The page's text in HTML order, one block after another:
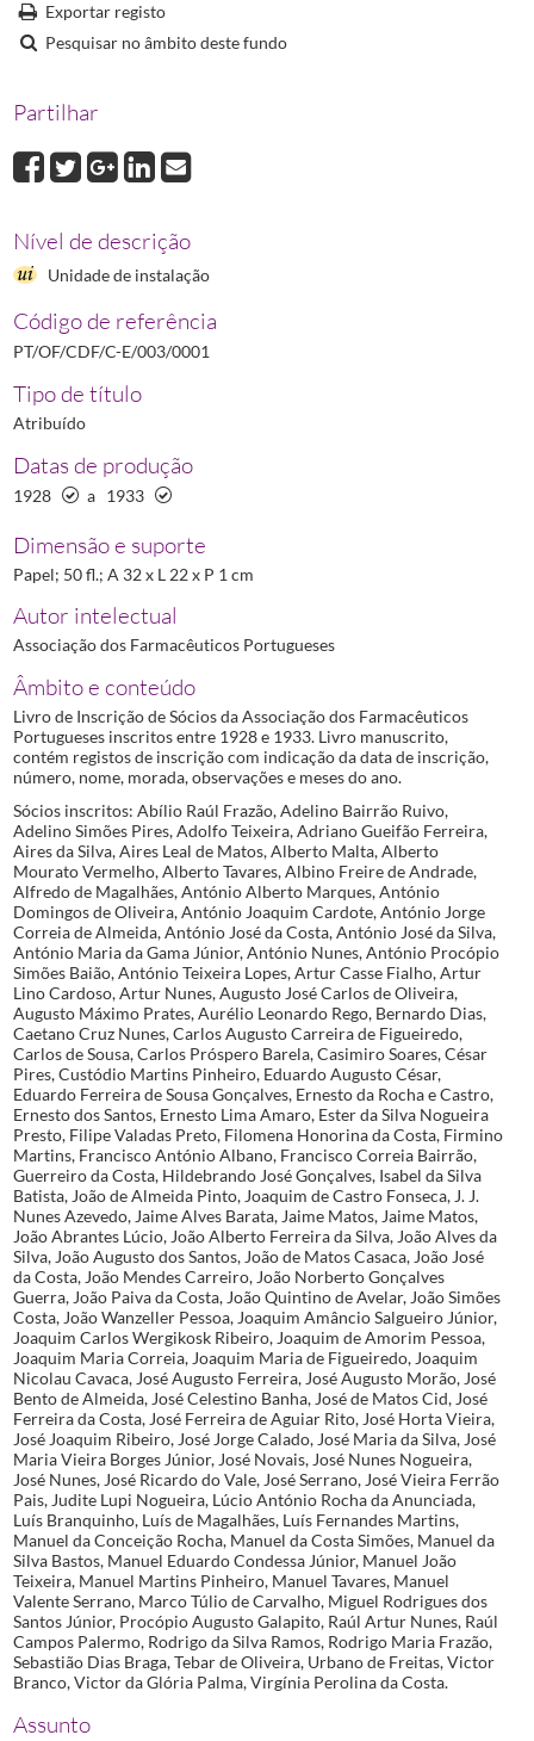
Exportar registo
Pesquisar no âmbito deste fundo
Partilhar
Nível de descrição
Unidade de instalação
Código de referência
PT/OF/CDF/C-E/003/0001
Tipo de título
Atribuído
Datas de produção
1928 a 1933
Dimensão e suporte
Papel; 50 fl.; A 32 x L 22 x P 1 cm
Autor intelectual
Associação dos Farmacêuticos Portugueses
Âmbito e conteúdo
Livro de Inscrição de Sócios da Associação dos Farmacêuticos
Portugueses inscritos entre 1928 e 1933. Livro manuscrito,
contém registos de inscrição com indicação da data de inscrição,
número, nome, morada, observações e meses do ano.
Sócios inscritos: Abílio Raúl Frazão, Adelino Bairrão Ruivo,
Adelino Simões Pires, Adolfo Teixeira, Adriano Gueifão Ferreira,
Aires da Silva, Aires Leal de Matos, Alberto Malta, Alberto
Mourato Vermelho, Alberto Tavares, Albino Freire de Andrade,
Alfredo de Magalhães, António Alberto Marques, António
Domingos de Oliveira, António Joaquim Cardote, António Jorge
Correia de Almeida, António José da Costa, António José da Silva,
António Maria da Gama Júnior, António Nunes, António Procópio
Simões Baião, António Teixeira Lopes, Artur Casse Fialho, Artur
Lino Cardoso, Artur Nunes, Augusto José Carlos de Oliveira,
Augusto Máximo Prates, Aurélio Leonardo Rego, Bernardo Dias,
Caetano Cruz Nunes, Carlos Augusto Carreira de Figueiredo,
Carlos de Sousa, Carlos Próspero Barela, Casimiro Soares, César
Pires, Custódio Martins Pinheiro, Eduardo Augusto César,
Eduardo Ferreira de Sousa Gonçalves, Ernesto da Rocha e Castro,
Ernesto dos Santos, Ernesto Lima Amaro, Ester da Silva Nogueira
Presto, Filipe Valadas Preto, Filomena Honorina da Costa, Firmino
Martins, Francisco António Albano, Francisco Correia Bairrão,
Guerreiro da Costa, Hildebrando José Gonçalves, Isabel da Silva
Batista, João de Almeida Pinto, Joaquim de Castro Fonseca, J. J.
Nunes Azevedo, Jaime Alves Barata, Jaime Matos, Jaime Matos,
João Abrantes Lúcio, João Alberto Ferreira da Silva, João Alves da
Silva, João Augusto dos Santos, João de Matos Casaca, João José
da Costa, João Mendes Carreiro, João Norberto Gonçalves
Guerra, João Paiva da Costa, João Quintino de Avelar, João Simões
Costa, João Wanzeller Pessoa, Joaquim Amâncio Salgueiro Júnior,
Joaquim Carlos Wergikosk Ribeiro, Joaquim de Amorim Pessoa,
Joaquim Maria Correia, Joaquim Maria de Figueiredo, Joaquim
Nicolau Cavaca, José Augusto Ferreira, José Augusto Morão, José
Bento de Almeida, José Celestino Banha, José de Matos Cid, José
Ferreira da Costa, José Ferreira de Aguiar Rito, José Horta Vieira,
José Joaquim Ribeiro, José Jorge Calado, José Maria da Silva, José
Maria Vieira Borges Júnior, José Novais, José Nunes Nogueira,
José Nunes, José Ricardo do Vale, José Serrano, José Vieira Ferrão
Pais, Judite Lupi Nogueira, Lúcio António Rocha da Anunciada,
Luís Branquinho, Luís de Magalhães, Luís Fernandes Martins,
Manuel da Conceição Rocha, Manuel da Costa Simões, Manuel da
Silva Bastos, Manuel Eduardo Condessa Júnior, Manuel João
Teixeira, Manuel Martins Pinheiro, Manuel Tavares, Manuel
Valente Serrano, Marco Túlio de Carvalho, Miguel Rodrigues dos
Santos Júnior, Procópio Augusto Galapito, Raúl Artur Nunes, Raúl
Campos Palermo, Rodrigo da Silva Ramos, Rodrigo Maria Frazão,
Sebastião Dias Braga, Tebar de Oliveira, Urbano de Freitas, Victor
Branco, Victor da Glória Palma, Virgínia Perolina da Costa.
Assunto